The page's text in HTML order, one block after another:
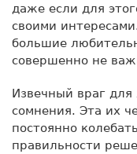
даже если для
своими
большие
совершенно не
Извечный враг
сомнения. Эта их
постоянно
правильности